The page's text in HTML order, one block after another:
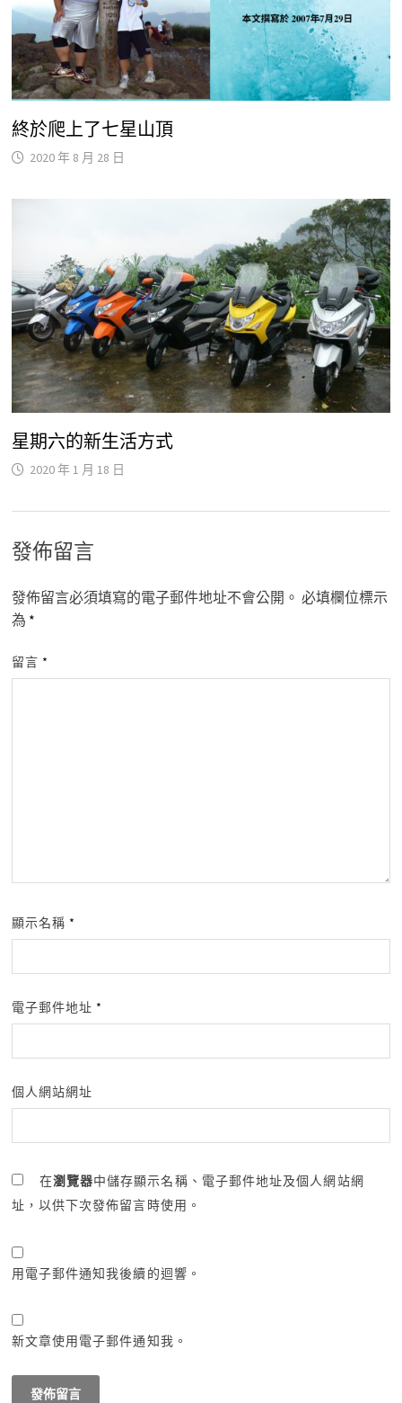
終於爬上了七星山頂
2020 年 8 月 28 日
星期六的新生活方式
2020 年 1 月 18 日
發佈留言
發佈留言必須填寫的電子郵件地址不會公開。 必填欄位標示
為 *
留言 *
顯示名稱 *
電子郵件地址 *
個人網站網址
在瀏覽器中儲存顯示名稱、電子郵件地址及個人網站網
址，以供下次發佈留言時使用。
用電子郵件通知我後續的迴響。
新文章使用電子郵件通知我。